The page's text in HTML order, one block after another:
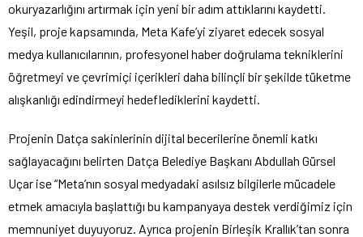
okuryazarlığını artırmak için yeni bir adım attıklarını kaydetti.
Yeşil, proje kapsamında, Meta Kafe’yi ziyaret edecek sosyal
medya kullanıcılarının, profesyonel haber doğrulama tekniklerini
öğretmeyi ve çevrimiçi içerikleri daha bilinçli bir şekilde tüketme
alışkanlığı edindirmeyi hedeflediklerini kaydetti.
Projenin Datça sakinlerinin dijital becerilerine önemli katkı
sağlayacağını belirten Datça Belediye Başkanı Abdullah Gürsel
Uçar ise “Meta’nın sosyal medyadaki asılsız bilgilerle mücadele
etmek amacıyla başlattığı bu kampanyaya destek verdiğimiz için
memnuniyet duyuyoruz. Ayrıca projenin Birleşik Krallık’tan sonra